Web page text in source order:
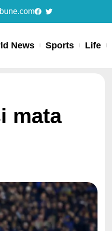
News Sports Life
mata